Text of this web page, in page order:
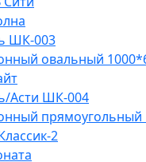
ШК-003
овальный
Асти ШК-004
прямоугольный
2